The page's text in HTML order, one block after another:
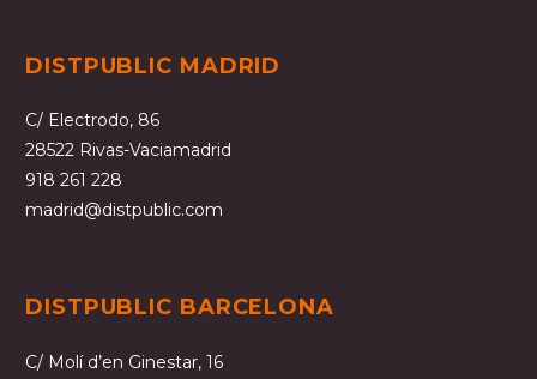
DISTPUBLIC MADRID
C/ Electrodo, 86
28522 Rivas-Vaciamadrid
918 261 228
madrid@distpublic.com
DISTPUBLIC BARCELONA
C/ Molí d’en Ginestar, 16